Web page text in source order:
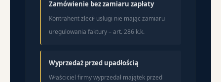
Zamówienie bez zamiaru zapłaty
Kontrahent zlecił usługi nie mając zamiaru
uregulowania faktury – art. 286 k.k.
Wyprzedaż przed upadłością
Właściciel firmy wyprzedał majątek przed